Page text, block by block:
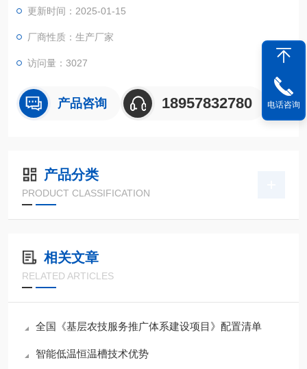
更新时间：2025-01-15
厂商性质：生产厂家
访问量：3027
产品咨询 18957832780
产品分类
PRODUCT CLASSIFICATION
相关文章
RELATED ARTICLES
全国《基层农技服务推广体系建设项目》配置清单
智能低温恒温槽技术优势
电话咨询